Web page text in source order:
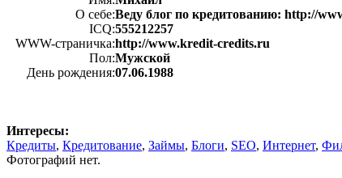
О себе:Веду блог по кредитованию: http://
ICQ:555212257
WWW-страничка:http://www.kredit-credits.ru
Пол:Мужской
День рождения:07.06.1988
Интересы:
Кредиты, Кредитование, Займы, Блоги, SEO, Интернет,
Фотографий нет.